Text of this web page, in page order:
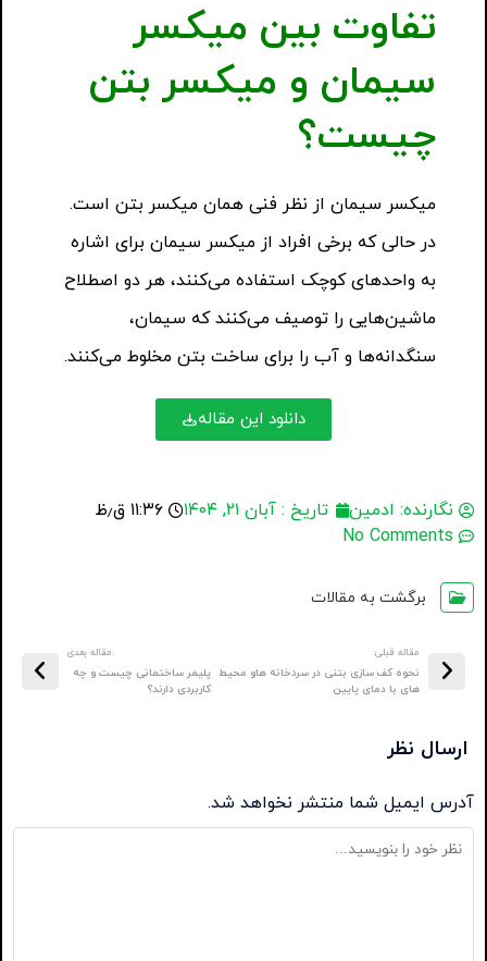
تفاوت بین میکسر
سیمان و میکسر بتن
چیست؟
میکسر سیمان از نظر فنی همان میکسر بتن است.
در حالی که برخی افراد از میکسر سیمان برای اشاره
به واحدهای کوچک استفاده می‌کنند، هر دو اصطلاح
ماشین‌هایی را توصیف می‌کنند که سیمان،
سنگدانه‌ها و آب را برای ساخت بتن مخلوط می‌کنند.
دانلود این مقاله
نگارنده: ادمین تاریخ : آبان ۲۱, ۱۴۰۴
۱۱:۳۶ ق٫ظ
No Comments
برگشت به مقالات
مقاله قبلی:
نحوه کف سازی بتنی در سردخانه هاو محیط
های با دمای پایین
:مقاله بعدی
پلیمر ساختمانی چیست و چه
کاربردی دارند؟
ارسال نظر
آدرس ایمیل شما منتشر نخواهد شد.